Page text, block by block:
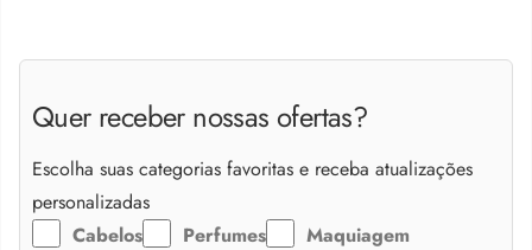
Quer receber nossas ofertas?
Escolha suas categorias favoritas e receba atualizações
personalizadas
Cabelos
Perfumes
Maquiagem